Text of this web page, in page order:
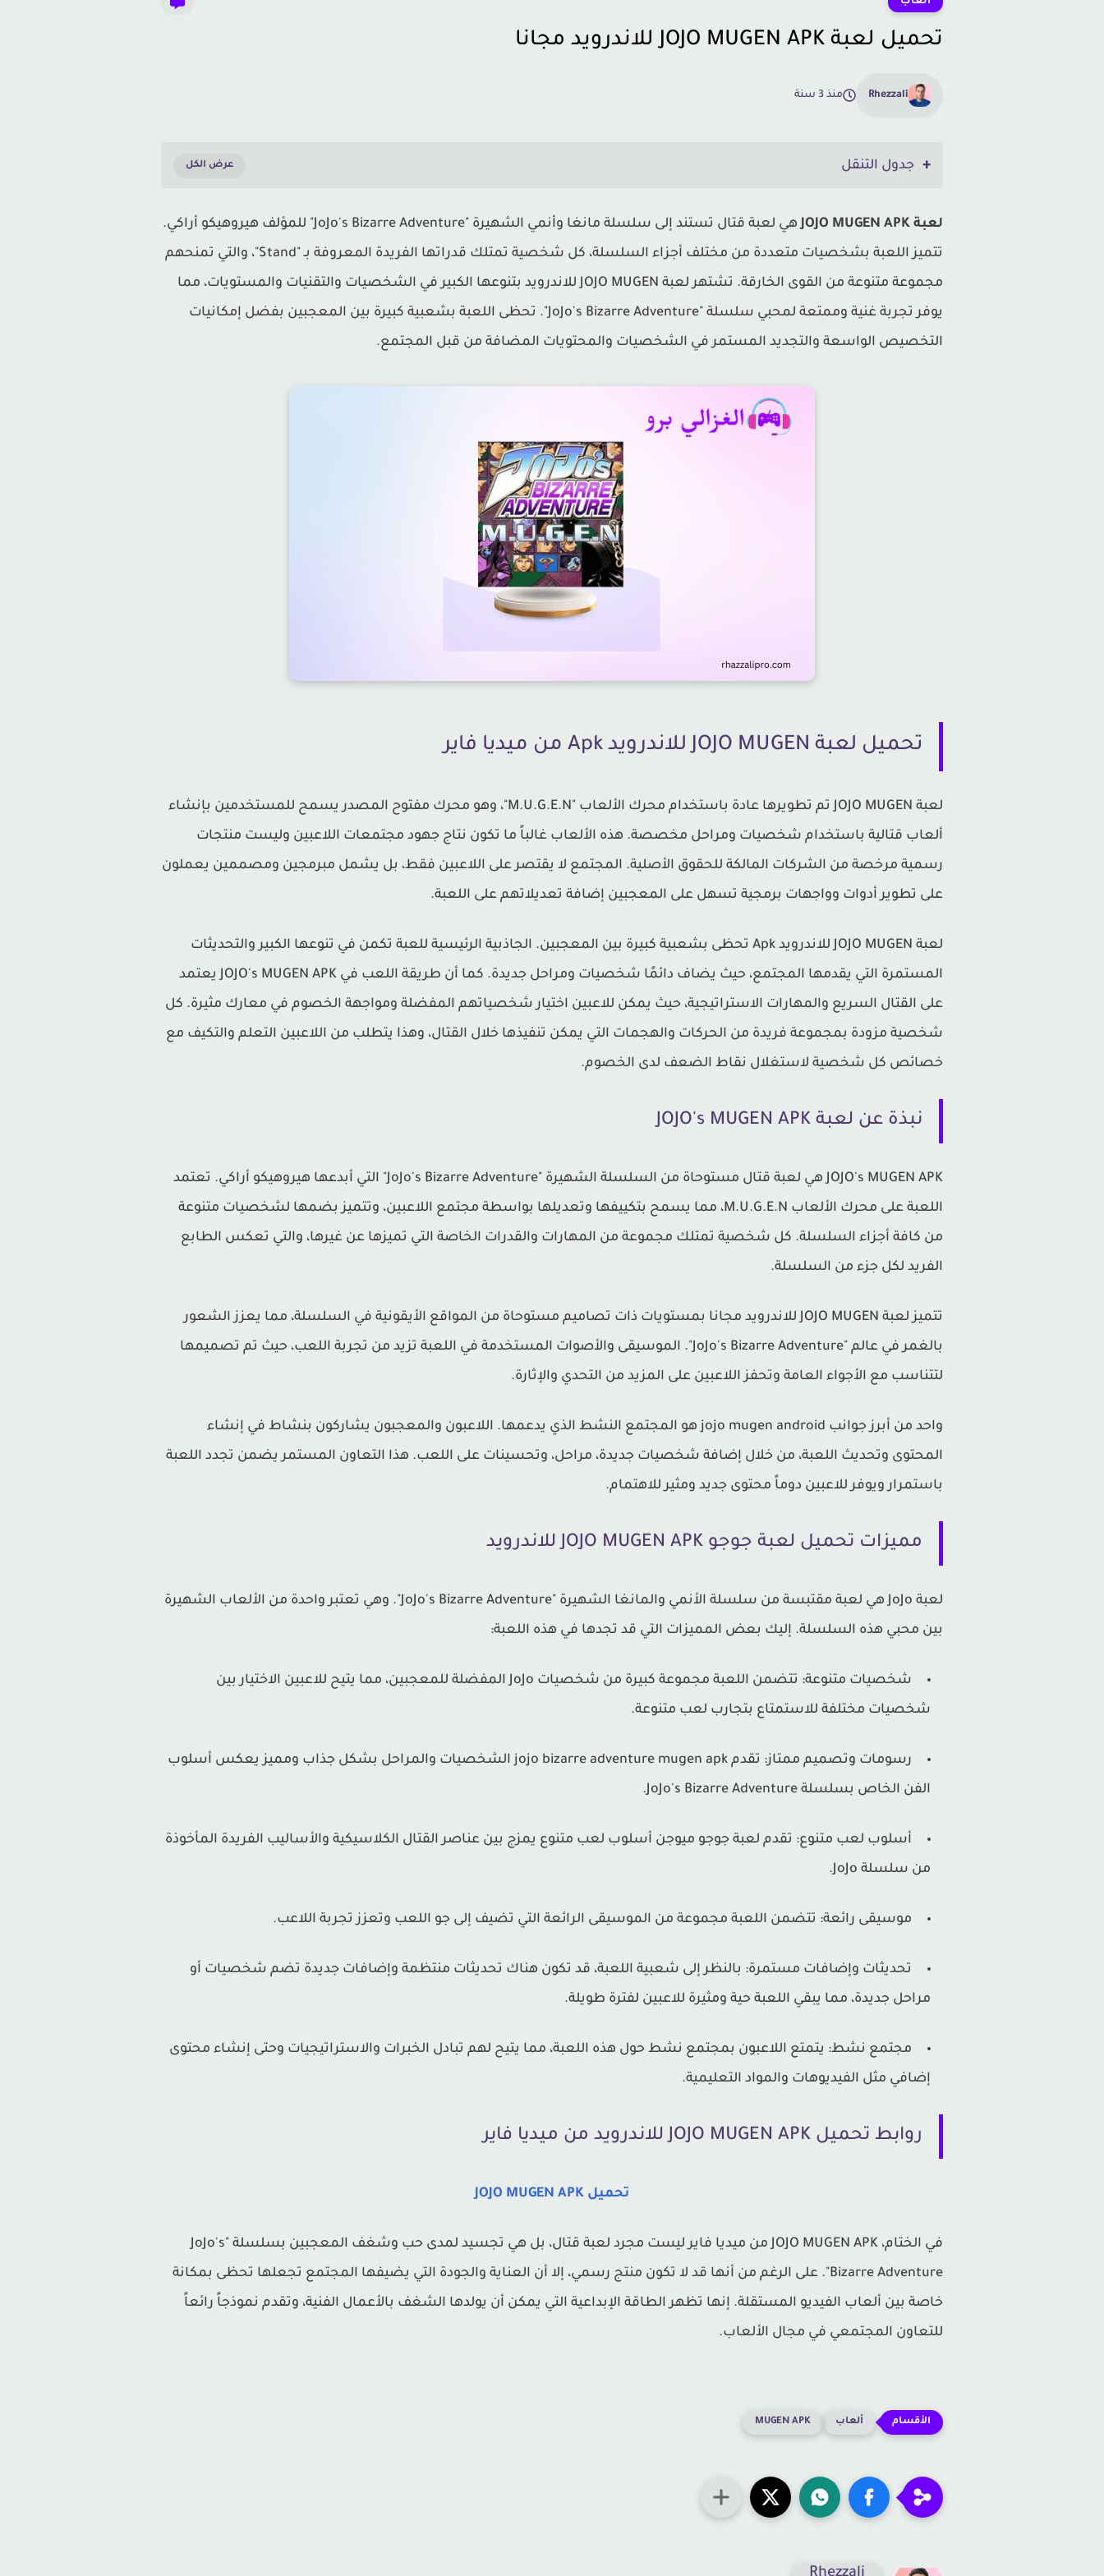
تحميل لعبة JOJO MUGEN APK للاندرويد مجانا
Rhezzali منذ 3 سنة
جدول التنقل
لعبة JOJO MUGEN APK
هي لعبة قتال تستند إلى سلسلة مانغا وأنمي الشهيرة "JoJo's Bizarre Adventure" للمؤلف هيروهيكو أراكي.
تتميز اللعبة بشخصيات متعددة من مختلف أجزاء السلسلة، كل شخصية تمتلك قدراتها الفريدة المعروفة بـ "Stand"، والتي تمنحهم
مجموعة متنوعة من القوى الخارقة. تشتهر لعبة JOJO MUGEN للاندرويد بتنوعها الكبير في الشخصيات والتقنيات والمستويات، مما
يوفر تجربة غنية وممتعة لمحبي سلسلة "JoJo's Bizarre Adventure". تحظى اللعبة بشعبية كبيرة بين المعجبين بفضل إمكانيات
التخصيص الواسعة والتجديد المستمر في الشخصيات والمحتويات المضافة من قبل المجتمع.
تحميل لعبة JOJO MUGEN للاندرويد Apk من ميديا فاير
لعبة JOJO MUGEN تم تطويرها عادة باستخدام محرك الألعاب "M.U.G.E.N"، وهو محرك مفتوح المصدر يسمح للمستخدمين بإنشاء
ألعاب قتالية باستخدام شخصيات ومراحل مخصصة. هذه الألعاب غالباً ما تكون نتاج جهود مجتمعات اللاعبين وليست منتجات
رسمية مرخصة من الشركات المالكة للحقوق الأصلية. المجتمع لا يقتصر على اللاعبين فقط، بل يشمل مبرمجين ومصممين يعملون
على تطوير أدوات وواجهات برمجية تسهل على المعجبين إضافة تعديلاتهم على اللعبة.
لعبة JOJO MUGEN للاندرويد Apk تحظى بشعبية كبيرة بين المعجبين. الجاذبية الرئيسية للعبة تكمن في تنوعها الكبير والتحديثات
المستمرة التي يقدمها المجتمع، حيث يضاف دائمًا شخصيات ومراحل جديدة. كما أن طريقة اللعب في JOJO's MUGEN APK يعتمد
على القتال السريع والمهارات الاستراتيجية، حيث يمكن للاعبين اختيار شخصياتهم المفضلة ومواجهة الخصوم في معارك مثيرة. كل
شخصية مزودة بمجموعة فريدة من الحركات والهجمات التي يمكن تنفيذها خلال القتال، وهذا يتطلب من اللاعبين التعلم والتكيف مع
خصائص كل شخصية لاستغلال نقاط الضعف لدى الخصوم.
نبذة عن لعبة JOJO's MUGEN APK
JOJO's MUGEN APK هي لعبة قتال مستوحاة من السلسلة الشهيرة "JoJo's Bizarre Adventure" التي أبدعها هيروهيكو أراكي. تعتمد
اللعبة على محرك الألعاب M.U.G.E.N، مما يسمح بتكييفها وتعديلها بواسطة مجتمع اللاعبين، وتتميز بضمها لشخصيات متنوعة
من كافة أجزاء السلسلة. كل شخصية تمتلك مجموعة من المهارات والقدرات الخاصة التي تميزها عن غيرها، والتي تعكس الطابع
الفريد لكل جزء من السلسلة.
تتميز لعبة JOJO MUGEN للاندرويد مجانا بمستويات ذات تصاميم مستوحاة من المواقع الأيقونية في السلسلة، مما يعزز الشعور
بالغمر في عالم "JoJo's Bizarre Adventure". الموسيقى والأصوات المستخدمة في اللعبة تزيد من تجربة اللعب، حيث تم تصميمها
لتتناسب مع الأجواء العامة وتحفز اللاعبين على المزيد من التحدي والإثارة.
واحد من أبرز جوانب jojo mugen android هو المجتمع النشط الذي يدعمها. اللاعبون والمعجبون يشاركون بنشاط في إنشاء
المحتوى وتحديث اللعبة، من خلال إضافة شخصيات جديدة، مراحل، وتحسينات على اللعب. هذا التعاون المستمر يضمن تجدد اللعبة
باستمرار ويوفر للاعبين دوماً محتوى جديد ومثير للاهتمام.
مميزات تحميل لعبة جوجو JOJO MUGEN APK للاندرويد
لعبة JoJo هي لعبة مقتبسة من سلسلة الأنمي والمانغا الشهيرة "JoJo's Bizarre Adventure". وهي تعتبر واحدة من الألعاب الشهيرة
بين محبي هذه السلسلة. إليك بعض المميزات التي قد تجدها في هذه اللعبة:
شخصيات متنوعة: تتضمن اللعبة مجموعة كبيرة من شخصيات JoJo المفضلة للمعجبين، مما يتيح للاعبين الاختيار بين
شخصيات مختلفة للاستمتاع بتجارب لعب متنوعة.
رسومات وتصميم ممتاز: تقدم jojo bizarre adventure mugen apk الشخصيات والمراحل بشكل جذاب ومميز يعكس أسلوب
الفن الخاص بسلسلة JoJo's Bizarre Adventure.
أسلوب لعب متنوع: تقدم لعبة جوجو ميوجن أسلوب لعب متنوع يمزج بين عناصر القتال الكلاسيكية والأساليب الفريدة المأخوذة
من سلسلة JoJo.
موسيقى رائعة: تتضمن اللعبة مجموعة من الموسيقى الرائعة التي تضيف إلى جو اللعب وتعزز تجربة اللاعب.
تحديثات وإضافات مستمرة: بالنظر إلى شعبية اللعبة، قد تكون هناك تحديثات منتظمة وإضافات جديدة تضم شخصيات أو
مراحل جديدة، مما يبقي اللعبة حية ومثيرة للاعبين لفترة طويلة.
مجتمع نشط: يتمتع اللاعبون بمجتمع نشط حول هذه اللعبة، مما يتيح لهم تبادل الخبرات والاستراتيجيات وحتى إنشاء محتوى
إضافي مثل الفيديوهات والمواد التعليمية.
روابط تحميل JOJO MUGEN APK للاندرويد من ميديا فاير
تحميل JOJO MUGEN APK
في الختام، JOJO MUGEN APK من ميديا فاير ليست مجرد لعبة قتال، بل هي تجسيد لمدى حب وشغف المعجبين بسلسلة "JoJo's
Bizarre Adventure". على الرغم من أنها قد لا تكون منتج رسمي، إلا أن العناية والجودة التي يضيفها المجتمع تجعلها تحظى بمكانة
خاصة بين ألعاب الفيديو المستقلة. إنها تظهر الطاقة الإبداعية التي يمكن أن يولدها الشغف بالأعمال الفنية، وتقدم نموذجاً رائعاً
للتعاون المجتمعي في مجال الألعاب.
ألعاب MUGEN APK